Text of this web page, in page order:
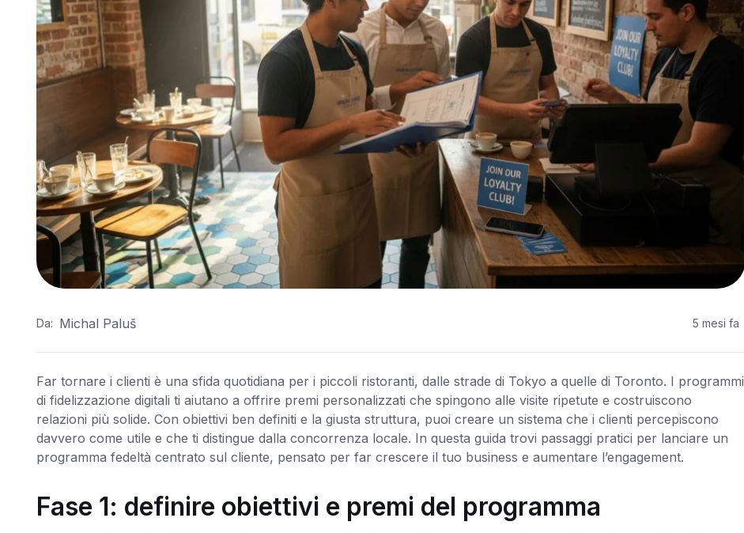
Da: Michal Paluš 5 mesi fa
Far tornare i clienti è una sfida quotidiana per i piccoli ristoranti, dalle strade di Tokyo a quelle di Toronto. I programmi
di fidelizzazione digitali ti aiutano a offrire premi personalizzati che spingono alle visite ripetute e costruiscono
relazioni più solide. Con obiettivi ben definiti e la giusta struttura, puoi creare un sistema che i clienti percepiscono
davvero come utile e che ti distingue dalla concorrenza locale. In questa guida trovi passaggi pratici per lanciare un
programma fedeltà centrato sul cliente, pensato per far crescere il tuo business e aumentare l’engagement.
Fase 1: definire obiettivi e premi del programma